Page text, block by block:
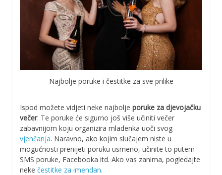
Najbolje poruke i čestitke za sve prilike
Ispod možete vidjeti neke najbolje poruke za djevojačku
večer. Te poruke će sigurno još više učiniti večer
zabavnijom koju organizira mladenka uoči svog
vjenčanja. Naravno, ako kojim slučajem niste u
mogućnosti prenijeti poruku usmeno, učinite to putem
SMS poruke, Facebooka itd. Ako vas zanima, pogledajte
neke čestitke za imendan.